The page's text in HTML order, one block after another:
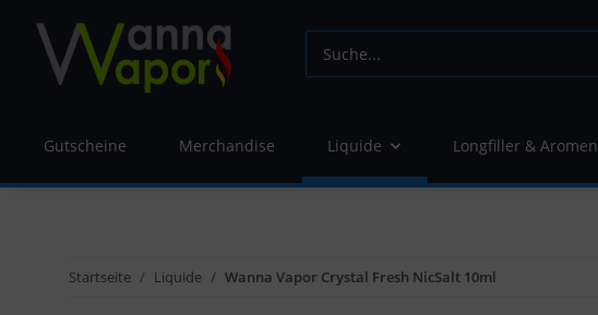
Gutscheine Merchandise Liquide Longfiller & Aromen
Startseite Liquide Wanna Vapor Crystal Fresh NicSalt 10ml